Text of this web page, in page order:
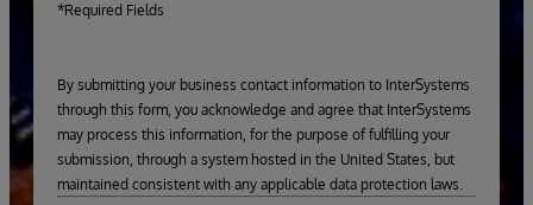
*Required Fields
By submitting your business contact information to InterSystems
through this form, you acknowledge and agree that InterSystems
may process this information, for the purpose of fulfilling your
submission, through a system hosted in the United States, but
maintained consistent with any applicable data protection laws.